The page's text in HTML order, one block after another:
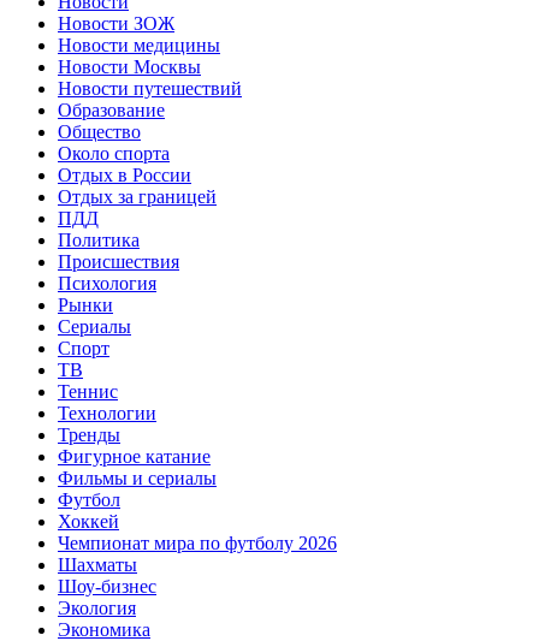
Новости ЗОЖ
Новости медицины
Новости Москвы
Новости путешествий
Образование
Общество
Около спорта
Отдых в России
Отдых за границей
ПДД
Политика
Происшествия
Психология
Рынки
Сериалы
Спорт
ТВ
Теннис
Технологии
Тренды
Фигурное катание
Фильмы и сериалы
Футбол
Хоккей
Чемпионат мира по футболу 2026
Шахматы
Шоу-бизнес
Экология
Экономика